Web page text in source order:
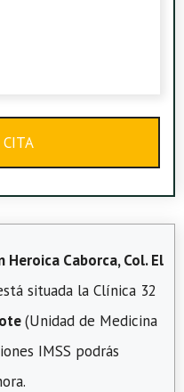
CITA
Caborca, Col. El
situada la Clínica 32
(Unidad de Medicina
IMSS podrás